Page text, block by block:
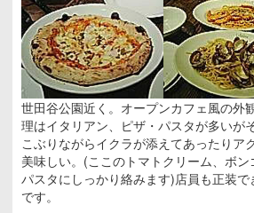
世田谷公園近く。オープンカフェ風の外
理はイタリアン、ピザ・パスタが多いが
こぶりながらイクラが添えてあったりア
美味しい。(ここのトマトクリーム、ボ
パスタにしっかり絡みます)店員も正装
です。